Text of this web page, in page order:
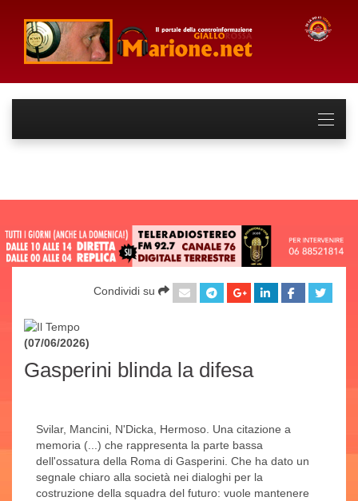
Condividi su
(07/06/2026)
Gasperini blinda la difesa
Svilar, Mancini, N'Dicka, Hermoso. Una citazione a
memoria (...) che rappresenta la parte bassa
dell'ossatura della Roma di Gasperini. Che ha dato un
segnale chiaro alla società nei dialoghi per la
costruzione della squadra del futuro: vuole mantenere